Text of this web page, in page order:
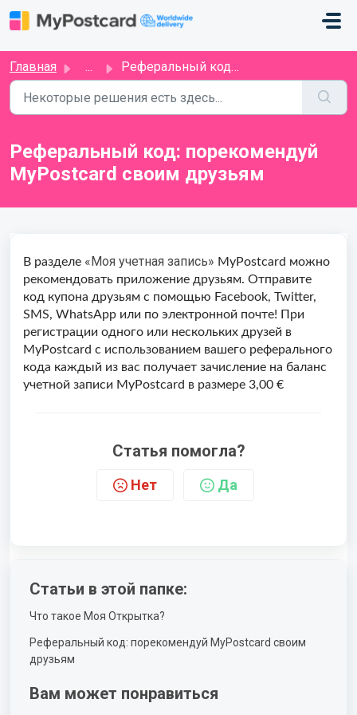
Главная ... Реферальный код: порекомендуй MyPostcard своим друзьям
Реферальный код: порекомендуй
MyPostcard своим друзьям
В разделе «Моя учетная запись» MyPostcard можно
рекомендовать приложение друзьям. Отправите
код купона друзьям с помощью Facebook, Twitter,
SMS, WhatsApp или по электронной почте! При
регистрации одного или нескольких друзей в
MyPostcard с использованием вашего реферального
кода каждый из вас получает зачисление на баланс
учетной записи MyPostcard в размере 3,00 €
Статья помогла?
Нет Да
Статьи в этой папке:
Что такое Моя Открытка?
Реферальный код: порекомендуй MyPostcard своим
друзьям
Вам может понравиться